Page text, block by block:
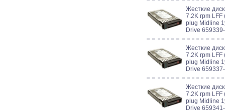
Жесткие
7.2K rpm LFF
plug Midline
Drive
Жесткие
7.2K rpm LFF
plug Midline
Drive
Жесткие
7.2K rpm LFF
plug Midline
Drive